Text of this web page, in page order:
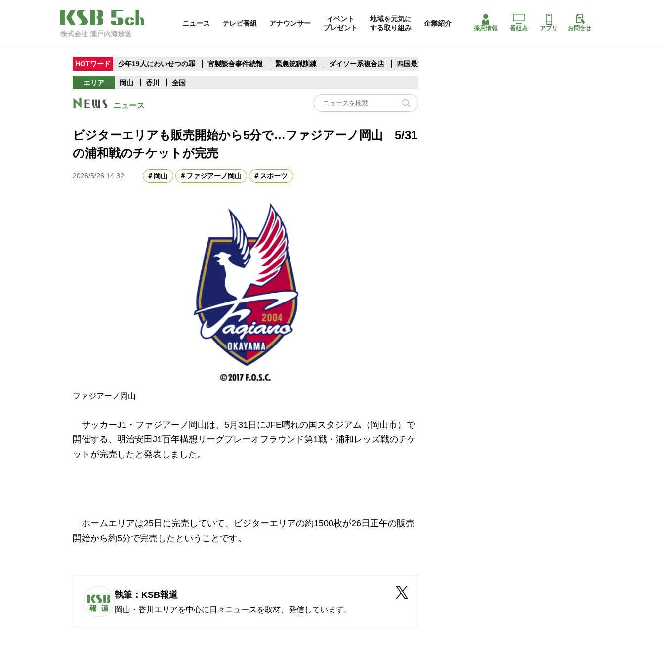
株式会社 瀬戸内海放送
ニュース テレビ番組 アナウンサー
イベント
プレゼント
地域を元気に
する取り組み
企業紹介
採用情報 番組表 アプリ お問合せ
HOTワード 少年19人にわいせつの罪 官製談合事件続報 緊急銃猟訓練 ダイソー系複合店 四国最大スリコ
エリア 岡山 香川 全国
ニュース
ビジターエリアも販売開始から5分で…ファジアーノ岡山 5/31
の浦和戦のチケットが完売
2026/5/26 14:32 岡山 ファジアーノ岡山 スポーツ
ファジアーノ岡山
サッカーJ1・ファジアーノ岡山は、5月31日にJFE晴れの国スタジアム（岡山市）で
開催する、明治安田J1百年構想リーグプレーオフラウンド第1戦・浦和レッズ戦のチケ
ットが完売したと発表しました。
ホームエリアは25日に完売していて、ビジターエリアの約1500枚が26日正午の販売
開始から約5分で完売したということです。
執筆：KSB報道
岡山・香川エリアを中心に日々ニュースを取材、発信しています。